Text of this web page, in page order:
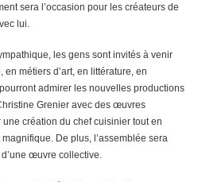
sera l’occasion pour les créateurs de
lui.
les gens sont invités à venir
métiers d’art, en littérature, en
admirer les nouvelles productions
Grenier avec des œuvres
création du chef cuisinier tout en
De plus, l’assemblée sera
œuvre collective.